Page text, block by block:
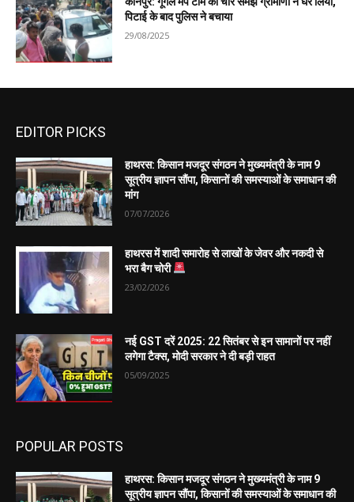
पिटाई के बाद पुलिस ने बचाया
29/08/2025
EDITOR PICKS
हाथरस: किसान मजदूर संगठन ने मुख्यमंत्री के नाम 9
सूत्रीय ज्ञापन सौंपा, किसानों की समस्याओं के समाधान की
मांग
07/07/2026
हाथरस में शादी समारोह से लाखों के जेवर और नकदी से
भरा बैग चोरी
23/02/2026
नई GST दरें 2025: 22 सितंबर से इन सामानों पर नहीं
लगेगा टैक्स, मोदी सरकार ने दी बड़ी राहत
05/09/2025
POPULAR POSTS
हाथरस: किसान मजदूर संगठन ने मुख्यमंत्री के नाम 9
सूत्रीय ज्ञापन सौंपा, किसानों की समस्याओं के समाधान की